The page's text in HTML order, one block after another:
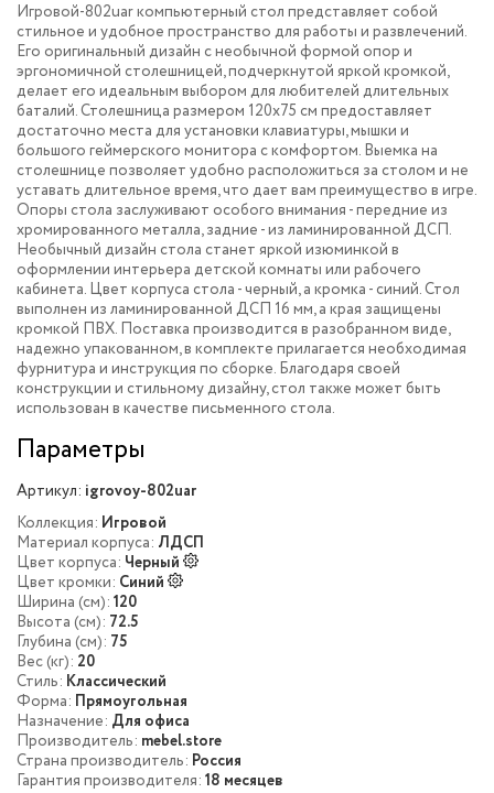
Игровой-802uar компьютерный стол представляет собой
стильное и удобное пространство для работы и развлечений.
Его оригинальный дизайн с необычной формой опор и
эргономичной столешницей, подчеркнутой яркой кромкой,
делает его идеальным выбором для любителей длительных
баталий. Столешница размером 120х75 см предоставляет
достаточно места для установки клавиатуры, мышки и
большого геймерского монитора с комфортом. Выемка на
столешнице позволяет удобно расположиться за столом и не
уставать длительное время, что дает вам преимущество в игре.
Опоры стола заслуживают особого внимания - передние из
хромированного металла, задние - из ламинированной ДСП.
Необычный дизайн стола станет яркой изюминкой в
оформлении интерьера детской комнаты или рабочего
кабинета. Цвет корпуса стола - черный, а кромка - синий. Стол
выполнен из ламинированной ДСП 16 мм, а края защищены
кромкой ПВХ. Поставка производится в разобранном виде,
надежно упакованном, в комплекте прилагается необходимая
фурнитура и инструкция по сборке. Благодаря своей
конструкции и стильному дизайну, стол также может быть
использован в качестве письменного стола.
Параметры
Артикул: igrovoy-802uar
Коллекция: Игровой
Материал корпуса: ЛДСП
Цвет корпуса: Черный
Цвет кромки: Синий
Ширина (см): 120
Высота (см): 72.5
Глубина (см): 75
Вес (кг): 20
Стиль: Классический
Форма: Прямоугольная
Назначение: Для офиса
Производитель: mebel.store
Страна производитель: Россия
Гарантия производителя: 18 месяцев